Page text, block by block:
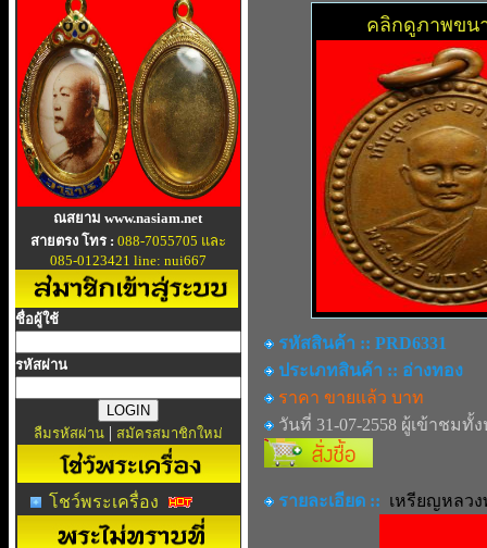
ณสยาม www.nasiam.net
สายตรง โทร : 088-7055705 และ
085-0123421 line: nui667
ชื่อผู้ใช้
รหัสผ่าน
ลืมรหัสผ่าน | สมัครสมาชิกใหม่
โชว์พระเครื่อง
คลิกดูภาพขน
รหัสสินค้า :: PRD6331
ประเภทสินค้า :: อ่างทอง
ราคา ขายแล้ว บาท
วันที่ 31-07-2558 ผู้เข้าชมทั้
รายละเอียด :: เหรียญหลว